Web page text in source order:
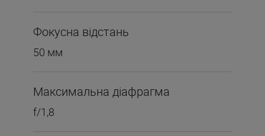
Фокусна відстань
50 мм
Максимальна діафрагма
f/1,8